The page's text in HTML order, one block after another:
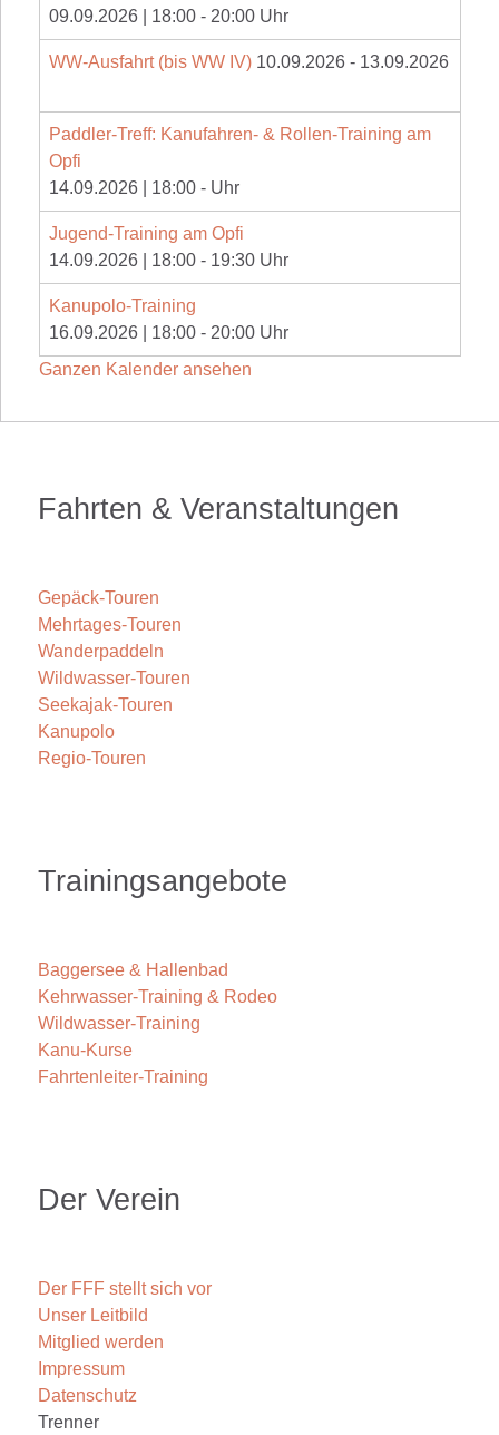
09.09.2026
18:00 - 20:00 Uhr
WW-Ausfahrt (bis WW IV) 10.09.2026 - 13.09.2026
Paddler-Treff: Kanufahren- & Rollen-Training am
Opfi
14.09.2026
18:00 - Uhr
Jugend-Training am Opfi
14.09.2026
18:00 - 19:30 Uhr
Kanupolo-Training
16.09.2026
18:00 - 20:00 Uhr
Ganzen Kalender ansehen
Fahrten & Veranstaltungen
Gepäck-Touren
Mehrtages-Touren
Wanderpaddeln
Wildwasser-Touren
Seekajak-Touren
Kanupolo
Regio-Touren
Trainingsangebote
Baggersee & Hallenbad
Kehrwasser-Training & Rodeo
Wildwasser-Training
Kanu-Kurse
Fahrtenleiter-Training
Der Verein
Der FFF stellt sich vor
Unser Leitbild
Mitglied werden
Impressum
Datenschutz
Trenner